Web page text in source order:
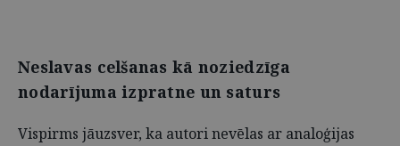
Neslavas celšanas kā noziedzīga
nodarījuma izpratne un saturs
Vispirms jāuzsver, ka autori nevēlas ar analoģijas